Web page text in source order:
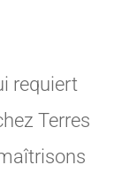
requiert
Terres